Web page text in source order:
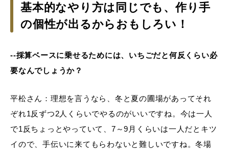
基本的なやり方は同じでも、作り手
の個性が出るからおもしろい！
--採算ベースに乗せるためには、いちごだと何反くらい必
要なんでしょうか？
平松さん：理想を言うなら、冬と夏の圃場があってそれ
ぞれ1反ずつ2人くらいでやるのがいいですね。今は一人
で1反ちょっとやっていて、7～9月くらいは一人だとキツ
イので、手伝いに来てもらわないと難しいですね。冬場